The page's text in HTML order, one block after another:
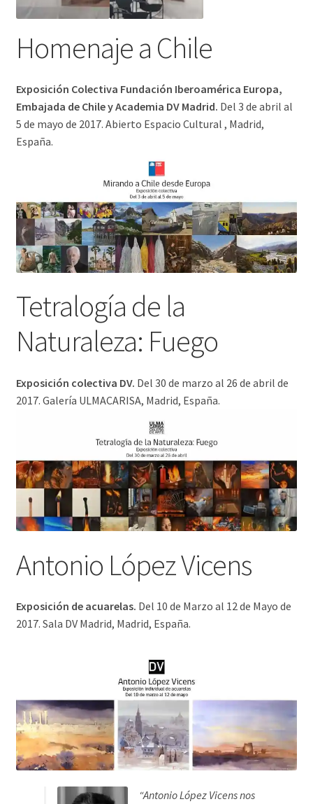
Homenaje a Chile
Exposición Colectiva Fundación Iberoamérica Europa,
Embajada de Chile y Academia DV Madrid. Del 3 de abril al
5 de mayo de 2017. Abierto Espacio Cultural , Madrid,
España.
Tetralogía de la
Naturaleza: Fuego
Exposición colectiva DV. Del 30 de marzo al 26 de abril de
2017. Galería ULMACARISA, Madrid, España.
Antonio López Vicens
Exposición de acuarelas. Del 10 de Marzo al 12 de Mayo de
2017. Sala DV Madrid, Madrid, España.
“Antonio López Vicens nos